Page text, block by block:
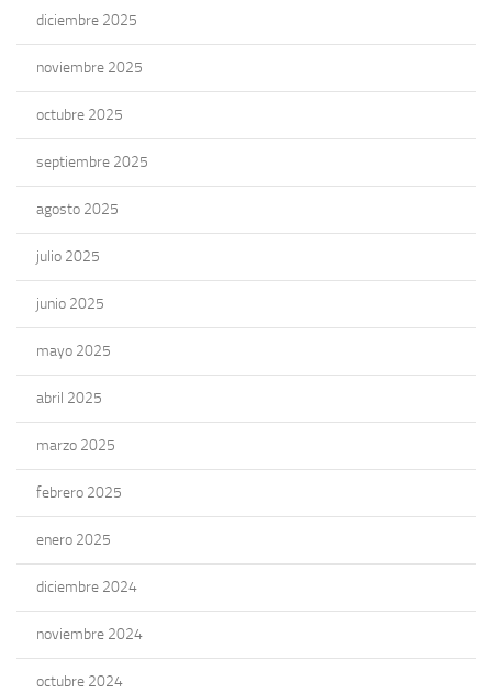
diciembre 2025
noviembre 2025
octubre 2025
septiembre 2025
agosto 2025
julio 2025
junio 2025
mayo 2025
abril 2025
marzo 2025
febrero 2025
enero 2025
diciembre 2024
noviembre 2024
octubre 2024